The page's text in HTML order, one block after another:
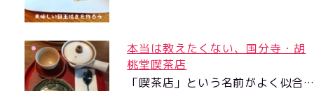
本当は教えたくない、国分寺・胡
桃堂喫茶店
「喫茶店」という名前がよく似合